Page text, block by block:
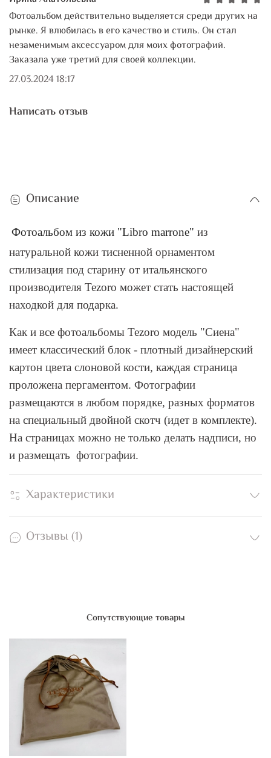
Фотоальбом действительно выделяется среди других на
рынке. Я влюбилась в его качество и стиль. Он стал
незаменимым аксессуаром для моих фотографий.
Заказала уже третий для своей коллекции.
27.03.2024 18:17
Написать отзыв
Описание
Фотоальбом из кожи "Libro marrone" из
натуральной кожи тисненной орнаментом
стилизация под старину от итальянского
производителя Tezoro может стать настоящей
находкой для подарка.
Как и все фотоальбомы Tezoro модель "Сиена"
имеет классический блок - плотный дизайнерский
картон цвета слоновой кости, каждая страница
проложена пергаментом. Фотографии
размещаются в любом порядке, разных форматов
на специальный двойной скотч (идет в комплекте).
На страницах можно не только делать надписи, но
и размещать фотографии.
Характеристики
Отзывы (1)
Сопутствующие товары